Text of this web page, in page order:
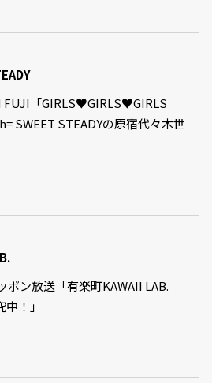
FUJI「GIRLS♥GIRLS♥GIRLS
SWEET STEADYの原宿代々木世
ポン放送「有楽町KAWAII LAB.
！」